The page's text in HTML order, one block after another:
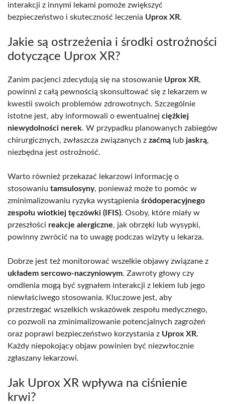
interakcji z innymi lekami pomoże zwiększyć
bezpieczeństwo i skuteczność leczenia Uprox XR.
Jakie są ostrzeżenia i środki ostrożności
dotyczące Uprox XR?
Zanim pacjenci zdecydują się na stosowanie Uprox XR,
powinni z całą pewnością skonsultować się z lekarzem w
kwestii swoich problemów zdrowotnych. Szczególnie
istotne jest, aby informowali o ewentualnej ciężkiej
niewydolności nerek. W przypadku planowanych zabiegów
chirurgicznych, zwłaszcza związanych z zaćmą lub jaskrą,
niezbędna jest ostrożność.
Warto również przekazać lekarzowi informację o
stosowaniu tamsulosyny, ponieważ może to pomóc w
zminimalizowaniu ryzyka wystąpienia śródoperacyjnego
zespołu wiotkiej tęczówki (IFIS). Osoby, które miały w
przeszłości reakcje alergiczne, jak obrzęki lub wysypki,
powinny zwrócić na to uwagę podczas wizyty u lekarza.
Dobrze jest też monitorować wszelkie objawy związane z
układem sercowo-naczyniowym. Zawroty głowy czy
omdlenia mogą być sygnałem interakcji z lekiem lub jego
niewłaściwego stosowania. Kluczowe jest, aby
przestrzegać wszelkich wskazówek zespołu medycznego,
co pozwoli na zminimalizowanie potencjalnych zagrożeń
oraz poprawi bezpieczeństwo korzystania z Uprox XR.
Każdy niepokojący objaw powinien być niezwłocznie
zgłaszany lekarzowi.
Jak Uprox XR wpływa na ciśnienie
krwi?